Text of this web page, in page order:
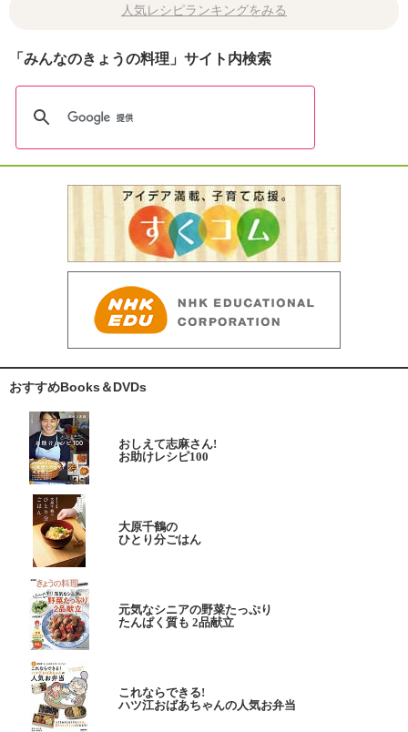
人気レシピランキングをみる
「みんなのきょうの料理」サイト内検索
おすすめBooks＆DVDs
おしえて志麻さん!
お助けレシピ100
大原千鶴の
ひとり分ごはん
元気なシニアの野菜たっぷり
たんぱく質も 2品献立
これならできる!
ハツ江おばあちゃんの人気お弁当